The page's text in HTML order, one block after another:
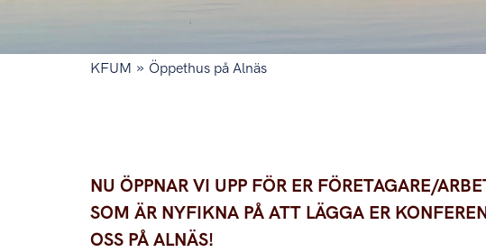
KFUM » Öppethus på Alnäs
Nu öppnar vi upp för er företagare/arbetsplatser som
NU ÖPPNAR VI UPP FÖR ER FÖRETAGARE/
SOM ÄR NYFIKNA PÅ ATT LÄGGA ER
OSS PÅ ALNÄS!